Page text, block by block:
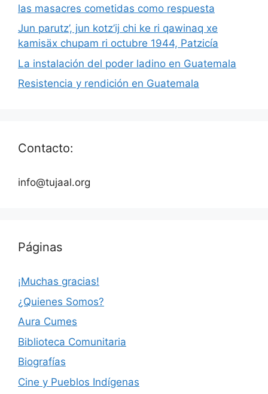
las masacres cometidas como respuesta
Jun parutz’, jun kotz’ij chi ke ri qawinaq xe
kamisäx chupam ri octubre 1944, Patzicía
La instalación del poder ladino en Guatemala
Resistencia y rendición en Guatemala
Contacto:
info@tujaal.org
Páginas
¡Muchas gracias!
¿Quienes Somos?
Aura Cumes
Biblioteca Comunitaria
Biografías
Cine y Pueblos Indígenas